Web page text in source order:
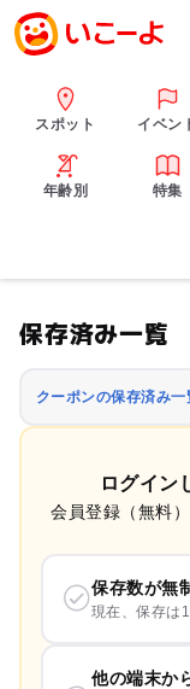
スポット イベン
年齢別 特集
保存済み一覧
クーポンの保存済み一
ログイン
会員登録（無料
保存数が無
現在、保存は
他の端末か